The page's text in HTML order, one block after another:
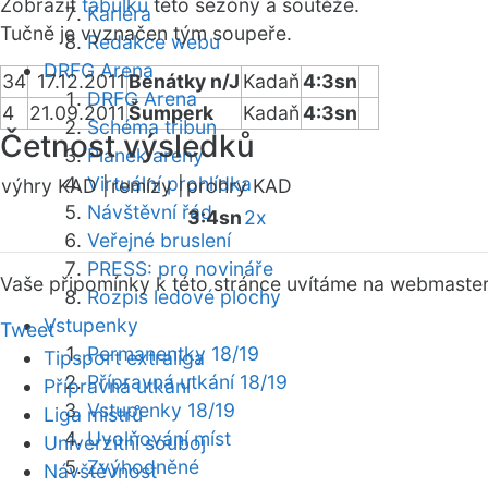
Kariéra
Redakce webu
DRFG Arena
DRFG Arena
Schéma tribun
Plánek areny
Virtuální prohlídka
Návštěvní řád
Veřejné bruslení
PRESS: pro novináře
Rozpis ledové plochy
Vstupenky
Permanentky 18/19
Přípravná utkání 18/19
Vstupenky 18/19
Uvolňování míst
Zvýhodněné
Zobrazit tabulku této sezóny a soutěže.
Tučně je vyznačen tým soupeře.
34 17.12.2011Benátky n/J Kadaň4:3sn
4
21.09.2011 Šumperk Kadaň4:3sn
Četnost výsledků
výhry KAD |remízy |prohry KAD
3:4sn2x
Vaše připomínky k této stránce uvítáme na webmaster
Tweet
Tipsport extraliga
Přípravná utkání
Liga mistrů
Univerzitní souboj
Návštěvnost